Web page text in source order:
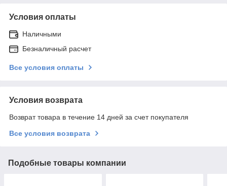
Условия оплаты
Наличными
Безналичный расчет
Все условия оплаты
Условия возврата
Возврат товара в течение 14 дней за счет покупателя
Все условия возврата
Подобные товары компании